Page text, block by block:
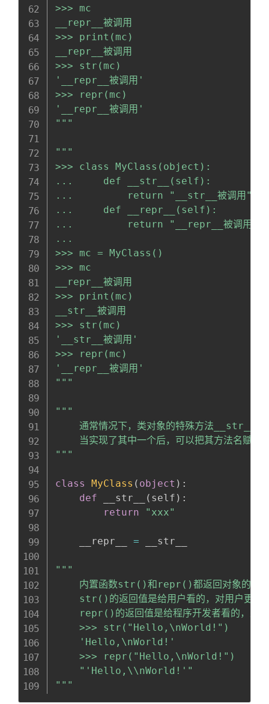
>>> mc
__repr__被调用
>>> print(mc)
__repr__被调用
>>> str(mc)
'__repr__被调用'
>>> repr(mc)
'__repr__被调用'
"""
"""
>>> class MyClass(object):
...     def __str__(self):
...         return "__str__被调用"
...     def __repr__(self):
...         return "__repr__被调用"
...
>>> mc = MyClass()
>>> mc
__repr__被调用
>>> print(mc)
__str__被调用
>>> str(mc)
'__str__被调用'
>>> repr(mc)
'__repr__被调用'
"""
"""
通常情况下，类对象的特殊方法
当实现了其中一个后，可以把其方法名赋值
"""
class MyClass ( object ) :
def __str__ ( self ) :
return
"xxx"
    __repr__
= __str__
"""
内置函数str()和repr()都返回对象的字符
str()的返回值是给用户看的，对用户更加
repr()的返回值是给程序开发者看的，是
    >>> str("Hello,\nWorld!")
    'Hello,\nWorld!'
    >>> repr("Hello,\nWorld!")
    "'Hello,\\nWorld!'"
"""